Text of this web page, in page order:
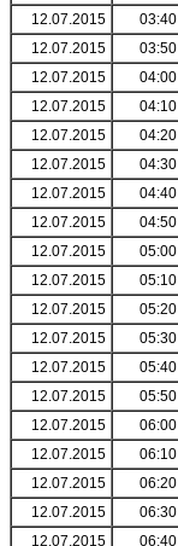
12.07.2015
03:40
12.07.2015
03:50
12.07.2015
04:00
12.07.2015
04:10
12.07.2015
04:20
12.07.2015
04:30
12.07.2015
04:40
12.07.2015
04:50
12.07.2015
05:00
12.07.2015
05:10
12.07.2015
05:20
12.07.2015
05:30
12.07.2015
05:40
12.07.2015
05:50
12.07.2015
06:00
12.07.2015
06:10
12.07.2015
06:20
12.07.2015
06:30
12.07.2015
06:40